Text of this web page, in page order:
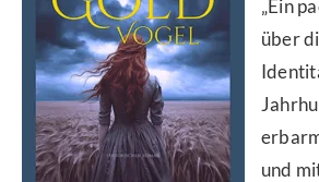
„Ein
über
und